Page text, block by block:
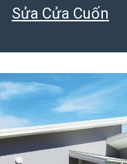
Sửa Cửa Cuốn